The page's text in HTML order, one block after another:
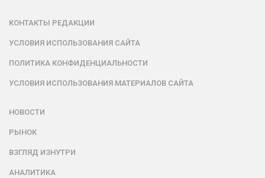
КОНТАКТЫ РЕДАКЦИИ
УСЛОВИЯ ИСПОЛЬЗОВАНИЯ САЙТА
ПОЛИТИКА КОНФИДЕНЦИАЛЬНОСТИ
УСЛОВИЯ ИСПОЛЬЗОВАНИЯ МАТЕРИАЛОВ САЙТА
НОВОСТИ
РЫНОК
ВЗГЛЯД ИЗНУТРИ
АНАЛИТИКА